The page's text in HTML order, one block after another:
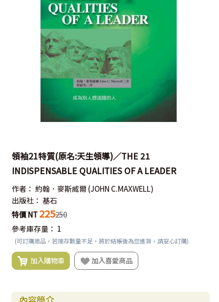
領袖21特質(原名:天生領導)／THE 21
INDISPENSABLE QUALITIES OF A LEADER
作者： 約翰．麥斯威爾 (JOHN C.MAXWELL)
出版社： 基石
特價 NT 225250
參考庫存量： 1
(可訂購商品，若庫存數量不足，將於結帳後為您進貨，請安心訂購)
加入購物車 加入喜愛商品